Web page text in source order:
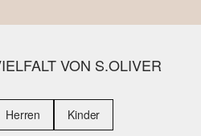
VON S.OLIVER
Herren Kinder